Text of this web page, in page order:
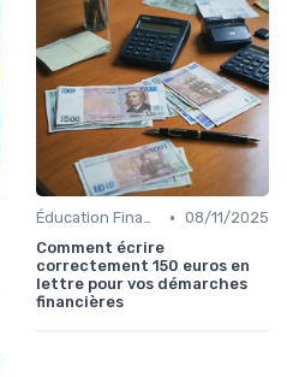
Éducation Financière • 08/11/2025
Comment écrire
correctement 150 euros en
lettre pour vos démarches
financières